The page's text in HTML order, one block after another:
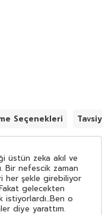
Seçenekleri
üstün zeka akıl ve
Bir nefescik zaman
her şekle girebiliyor
gelecekten
o
diye yarattım.